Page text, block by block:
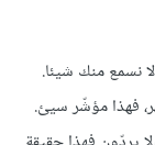
نسمع منك شيئا.
فهذا مؤشّر سيئ.